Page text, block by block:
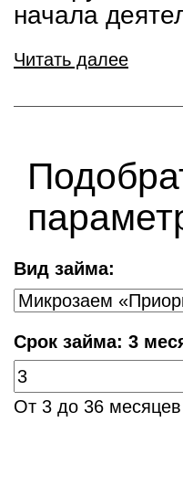
начала
Читать далее
Вид займа:
Срок займа: 3
От 3 до 36 месяцев